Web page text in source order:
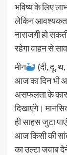
भविष्य के लिए
लेकिन आवश्यकता
नाराजगी हो
रहेगा वाहन से
मीन
(दी, दू,
आज का दिन भी
असफलता के
दिखाएंगे।
ही साहस जुटा
आज किसी की
का उल्टा जवाब